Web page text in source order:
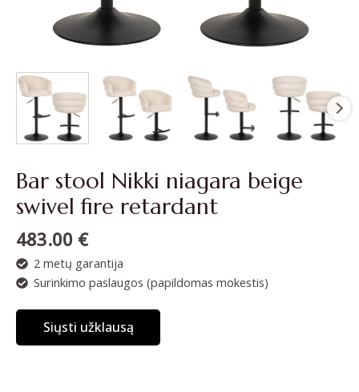
Bar stool Nikki niagara beige
swivel fire retardant
483.00 €
2 metų garantija
Surinkimo paslaugos (papildomas mokestis)
Siųsti užklausą